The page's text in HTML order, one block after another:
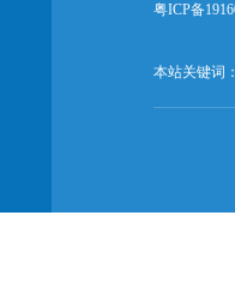
粤ICP备
本站关键词